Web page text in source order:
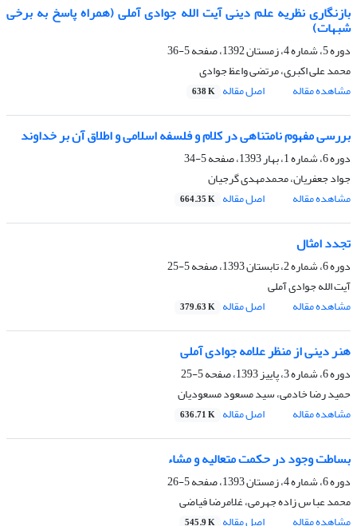
بازنگاری نظریه علم دینی آیت الله جوادی آملی (همراه پاسخ به برخی
شبهات)
دوره 5، شماره 4، زمستان 1392، صفحه
5-36
محمد علی اکبری، مرتضی واعظ جوادی
مشاهده مقاله
اصل مقاله 638 K
بررسی مفهوم نامتناهی در کلام و فلسفه اسلامی و اطلاق آن بر خداوند
دوره 6، شماره 1، بهار 1393، صفحه
5-34
جواد جعفریان، محمدمهدی گرجیان
مشاهده مقاله
اصل مقاله 664.35 K
تجدد امثال
دوره 6، شماره 2، تابستان 1393، صفحه
5-25
آیت الله جوادی آملی
مشاهده مقاله
اصل مقاله 379.63 K
هنر دینی از منظر علامه جوادی آملی
دوره 6، شماره 3، پاییز 1393، صفحه
5-25
حمید رضا خادمی، سید مسعود مسعودیان
مشاهده مقاله
اصل مقاله 636.71 K
بساطت وجود در حکمت متعالیه و مشاء
دوره 6، شماره 4، زمستان 1393، صفحه
5-26
محمد عبا س زاده جهرمی، غلامرضا فیاضی